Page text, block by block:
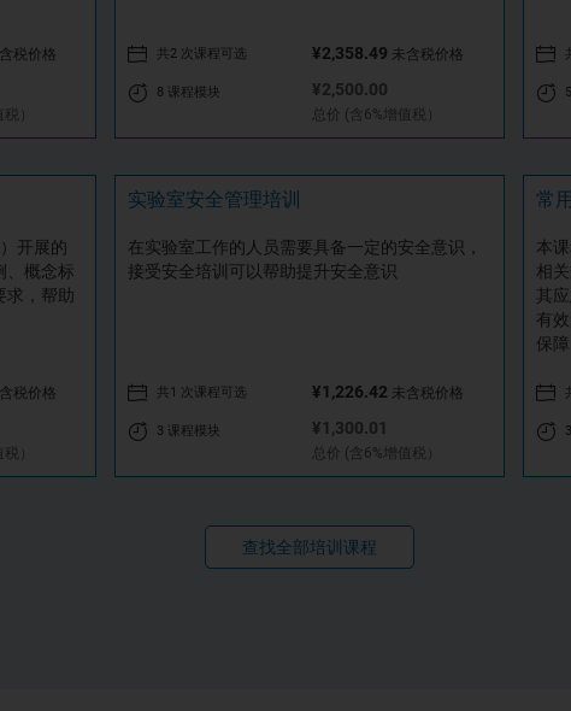
税价格
）
共2 次课程可选
8 课程模块
¥2,358.49 未含税价格
¥2,500.00
总价 (含6%增值税）
开展的
、概念标
求，帮助
税价格
）
实验室安全管理培训
在实验室工作的人员需要具备一定的安全意识，
接受安全培训可以帮助提升安全意识
共1 次课程可选
3 课程模块
¥1,226.42 未含税价格
¥1,300.01
总价 (含6%增值税）
常
本
相
其
有
保障
查找全部培训课程